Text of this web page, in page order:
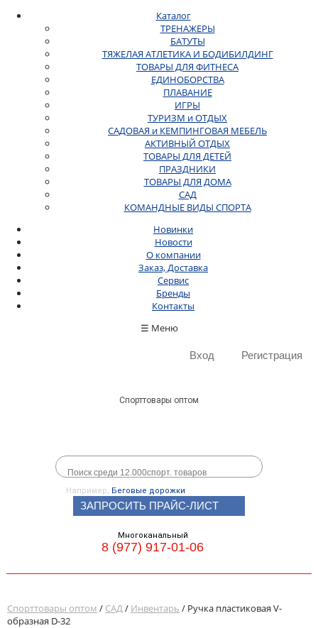
Каталог
ТРЕНАЖЕРЫ
БАТУТЫ
ТЯЖЕЛАЯ АТЛЕТИКА И БОДИБИЛДИНГ
ТОВАРЫ ДЛЯ ФИТНЕСА
ЕДИНОБОРСТВА
ПЛАВАНИЕ
ИГРЫ
ТУРИЗМ и ОТДЫХ
САДОВАЯ и КЕМПИНГОВАЯ МЕБЕЛЬ
АКТИВНЫЙ ОТДЫХ
ТОВАРЫ ДЛЯ ДЕТЕЙ
ПРАЗДНИКИ
ТОВАРЫ ДЛЯ ДОМА
САД
КОМАНДНЫЕ ВИДЫ СПОРТА
Новинки
Новости
О компании
Заказ, Доставка
Сервис
Бренды
Контакты
☰ Меню
Вход Регистрация
Спорттовары оптом
Например, Беговые дорожки
ЗАПРОСИТЬ ПРАЙС-ЛИСТ
Многоканальный
8 (977) 917-01-06
Спорттовары оптом / САД/ Инвентарь / Ручка пластиковая V-
образная D-32